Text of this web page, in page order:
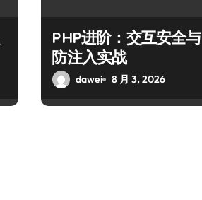
PHP进阶：交互安全与
防注入实战
dawei 8 月 3, 2026